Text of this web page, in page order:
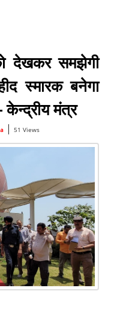
देखकर समझेगी
स्मारक बनेगा
केन्द्रीय मंत्र
| 51 Views